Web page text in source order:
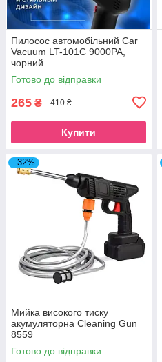
Пилосос автомобільний Car
Vacuum LT-101C 9000PA,
чорний
Готово до відправки
265 ₴ 410 ₴
Купити
–32%
Мийка високого тиску
акумуляторна Cleaning Gun
8559
Готово до відправки